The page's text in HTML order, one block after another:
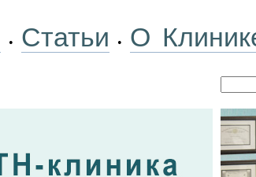
• Статьи • О